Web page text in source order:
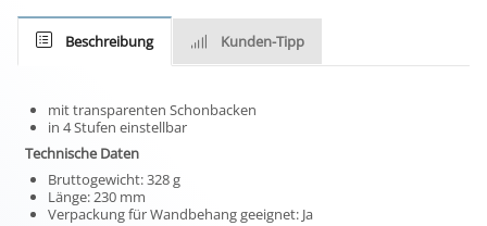
Beschreibung Kunden-Tipp
mit transparenten Schonbacken
in 4 Stufen einstellbar
Technische Daten
Bruttogewicht: 328 g
Länge: 230 mm
Verpackung für Wandbehang geeignet: Ja